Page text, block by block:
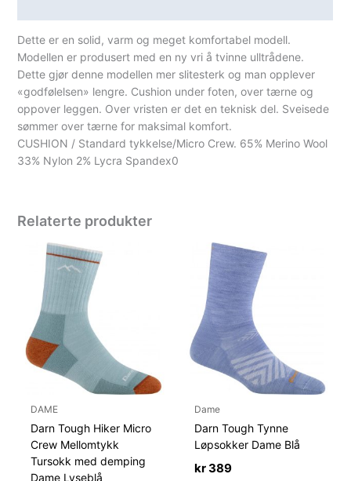
Dette er en solid, varm og meget komfortabel modell.
Modellen er produsert med en ny vri å tvinne ulltrådene.
Dette gjør denne modellen mer slitesterk og man opplever
«godfølelsen» lengre. Cushion under foten, over tærne og
oppover leggen. Over vristen er det en teknisk del. Sveisede
sømmer over tærne for maksimal komfort.
CUSHION / Standard tykkelse/Micro Crew. 65% Merino Wool
33% Nylon 2% Lycra Spandex0
Relaterte produkter
DAME
Darn Tough Hiker Micro
Crew Mellomtykk
Tursokk med demping
Dame Lyseblå
Dame
Darn Tough Tynne
Løpsokker Dame Blå
kr389